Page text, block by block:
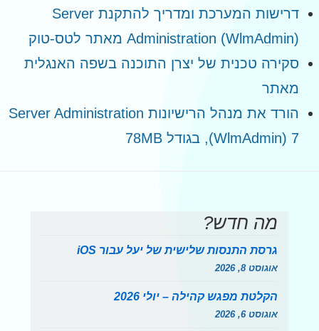
דרישות המערכת ומדריך להתקנת Server
Administration (WlmAdmin) מאתר לטס-טוק
סקירה טכנית של יצרן התוכנה בשפה האנגלית
מאתר
הורד את מנהל הרישיונות Server Administration
(WlmAdmin) 7, בגודל 78MB
מה חדש?
גרסת התנסות שלישית של יעל עבור iOS
אוגוסט 8, 2026
הקלטת מפגש קהילה – יולי 2026
אוגוסט 6, 2026